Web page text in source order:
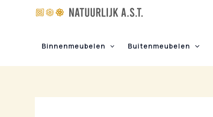
Binnenmeubelen Buitenmeubelen